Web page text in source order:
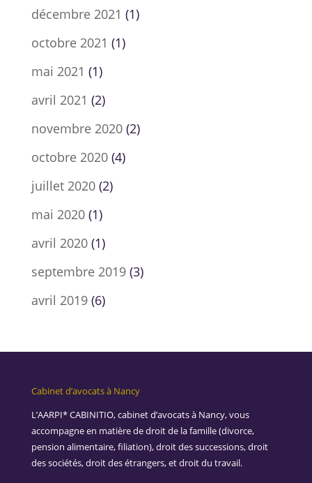
décembre 2021 (1)
octobre 2021 (1)
mai 2021 (1)
avril 2021 (2)
novembre 2020(2)
octobre 2020(4)
juillet 2020(2)
mai 2020(1)
avril 2020(1)
septembre 2019(3)
avril 2019(6)
Cabinet d’avocats à Nancy
L’AARPI* CABINITIO, cabinet d’avocats à Nancy, vous
accompagne en matière de droit de la famille (divorce,
pension alimentaire, filiation), droit des successions, droit
des sociétés, droit des étrangers, et droit du travail.